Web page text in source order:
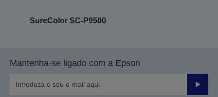
SureColor SC-P9500
Mantenha-se ligado com a Epson
Enviar